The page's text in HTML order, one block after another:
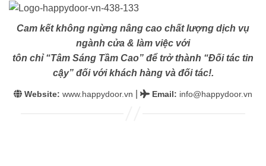
Cam kết không ngừng nâng cao chất lượng dịch vụ
ngành cửa & làm việc với
tôn chỉ “Tâm Sáng Tầm Cao” để trở thành “Đối tác tin
cậy” đối với khách hàng và đối tác!.
Website: www.happydoor.vn Email: info@happydoor.vn